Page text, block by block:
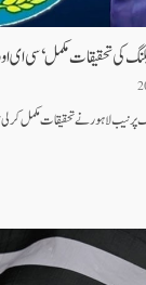
کی تحقیقات مکمل‘سی ای
پر نیب لاہور نے تحقیقات مکمل